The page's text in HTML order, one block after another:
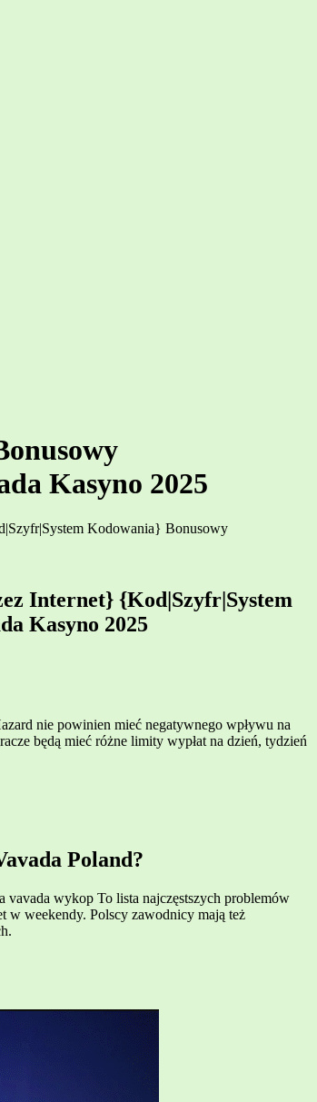
Kasyno 2025
Kodowania} Bonusowy
Internet} {Kod|Szyfr|System
Kasyno 2025
nie powinien mieć negatywnego wpływu na
będą mieć różne limity wypłat na dzień, tydzień
Poland?
wykop To lista najczęstszych problemów
w weekendy. Polscy zawodnicy mają też